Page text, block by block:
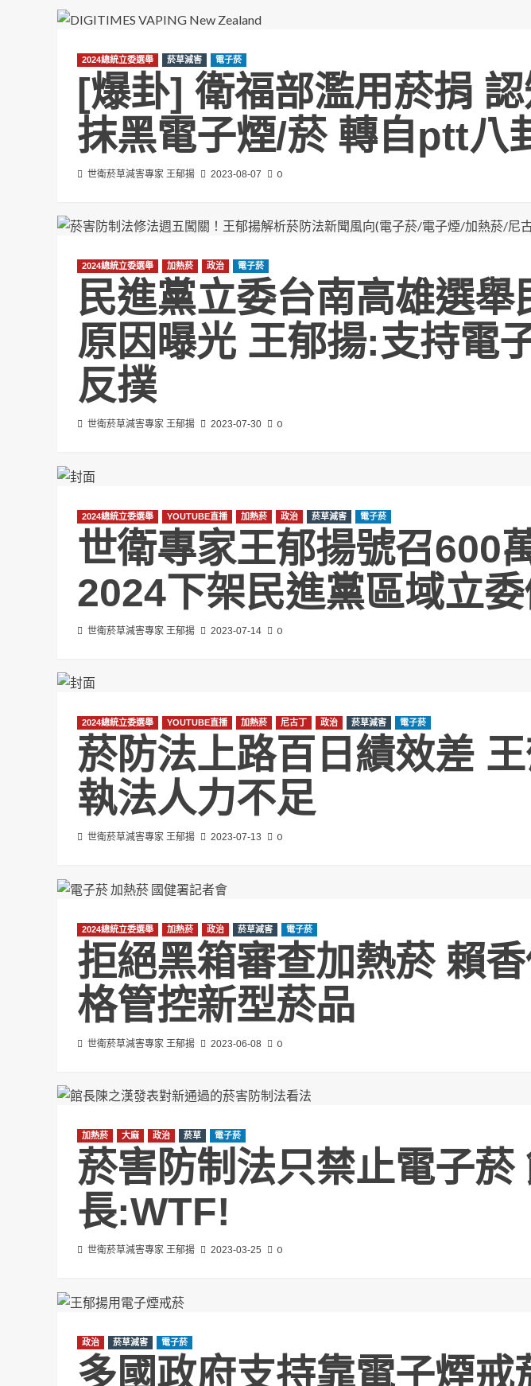
2024總統立委選舉 菸草減害 電子菸
[爆卦] 衛福部濫用菸捐 認
抹黑電子煙/菸 轉自ptt八
世衛菸草減害專家 王郁揚 2023-08-07 0
2024總統立委選舉 加熱菸 政治 電子菸
民進黨立委台南高雄選舉
原因曝光 王郁揚:支持電
反撲
世衛菸草減害專家 王郁揚 2023-07-30 0
2024總統立委選舉 YOUTUBE直播 加熱菸 政治 菸草減害 電子菸
世衛專家王郁揚號召600
2024下架民進黨區域立
世衛菸草減害專家 王郁揚 2023-07-14 0
2024總統立委選舉 YOUTUBE直播 加熱菸 尼古丁 政治 菸草減害 電子菸
菸防法上路百日績效差
執法人力不足
世衛菸草減害專家 王郁揚 2023-07-13 0
2024總統立委選舉 加熱菸 政治 菸草減害 電子菸
拒絕黑箱審查加熱菸 賴
格管控新型菸品
世衛菸草減害專家 王郁揚 2023-06-08 0
加熱菸 大麻 政治 菸草 電子菸
菸害防制法只禁止電子菸
長:WTF!
世衛菸草減害專家 王郁揚 2023-03-25 0
政治 菸草減害 電子菸
多國政府支持靠電子煙戒